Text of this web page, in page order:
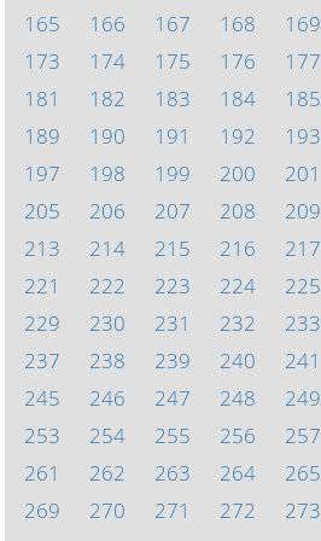
165 166 167 168 169
173
174 175 176 177
181
182 183 184 185
189
190 191 192 193
197
198 199 200 201
205
206 207 208 209
213
214 215 216 217
221
222 223 224 225
229
230 231 232 233
237
238 239 240 241
245
246 247 248 249
253
254 255 256 257
261
262 263 264 265
269
270 271 272 273